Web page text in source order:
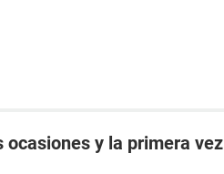
ocasiones y la primera vez